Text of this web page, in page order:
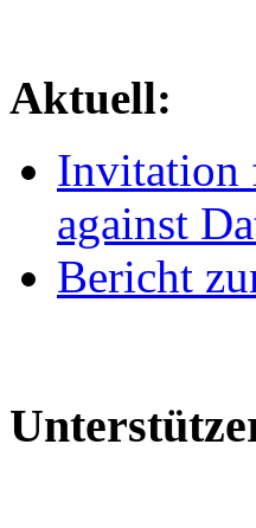
Aktuell:
Invitation
against
Bericht